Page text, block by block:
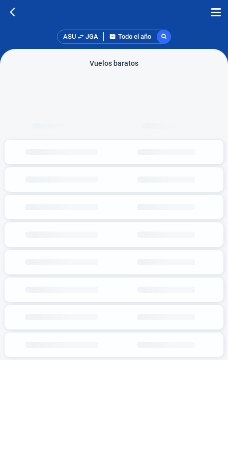
ASU JGA Todo el año
Vuelos baratos